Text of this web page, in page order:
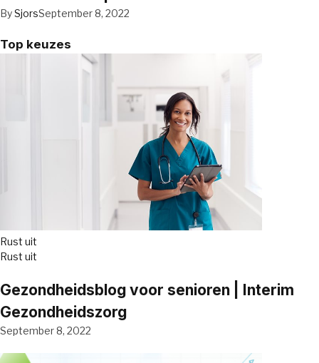
BySjorsSeptember 8, 2022
Top keuzes
Rust uit
Rust uit
Gezondheidsblog voor senioren | Interim
Gezondheidszorg
September 8, 2022